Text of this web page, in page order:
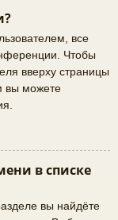
все
Чтобы
вверху страницы
вы можете
в списке
вы найдёте